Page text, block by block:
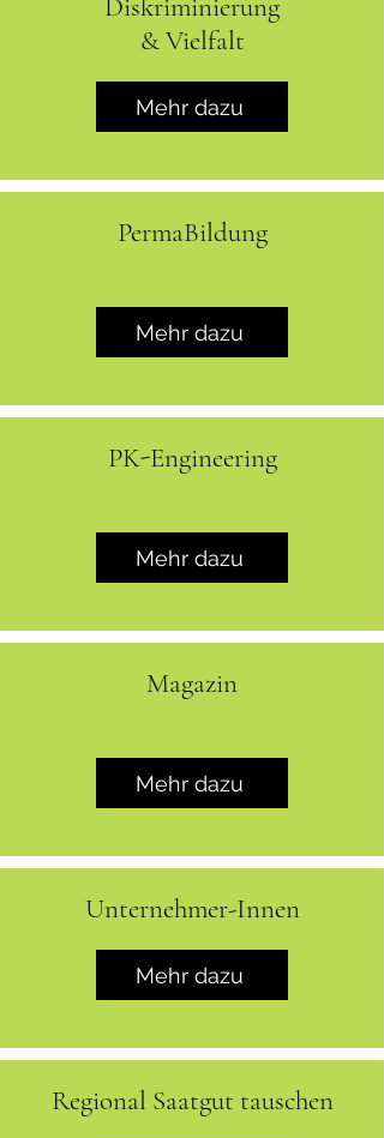
Diskriminierung
& Vielfalt
Mehr dazu
PermaBildung
Mehr dazu
PK-Engineering
Mehr dazu
Magazin
Mehr dazu
Unternehmer-Innen
Mehr dazu
Regional Saatgut tauschen